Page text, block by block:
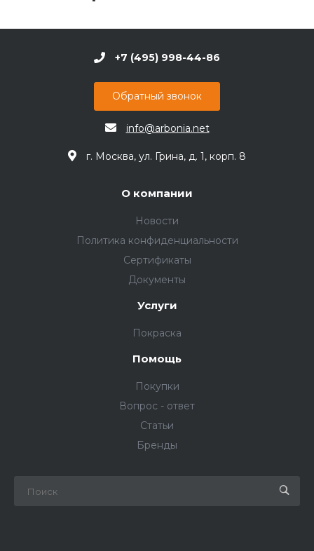
+7 (495) 998-44-86
Обратный звонок
info@arbonia.net
г. Москва, ул. Грина, д. 1, корп. 8
О компании
Новости
Политика конфиденциальности
Сертификаты
Документы
Услуги
Покраска
Помощь
Покупки
Вопрос - ответ
Статьи
Бренды